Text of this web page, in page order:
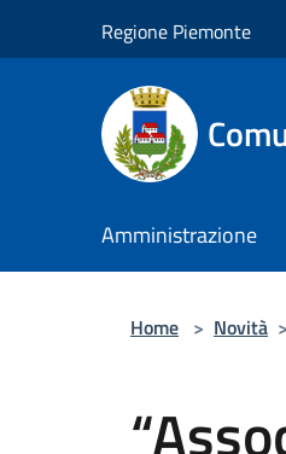
Regione Piemonte
Amministrazione
Home > Novità >